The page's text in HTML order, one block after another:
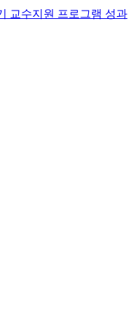
교수지원 프로그램 성과